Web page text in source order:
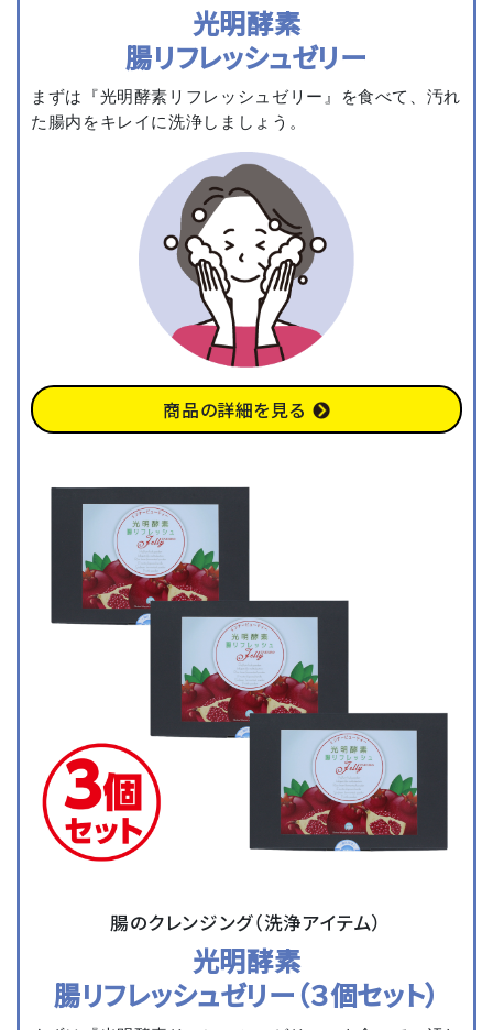
光明酵素
腸リフレッシュゼリー
まずは『光明酵素リフレッシュゼリー』を食べて、汚れ
た腸内をキレイに洗浄しましょう。
商品の詳細を見る
腸のクレンジング（洗浄アイテム）
光明酵素
腸リフレッシュゼリー（３個セット）